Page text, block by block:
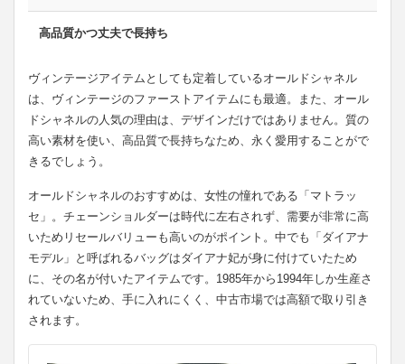
高品質かつ丈夫で長持ち
ヴィンテージアイテムとしても定着しているオールドシャネル
は、ヴィンテージのファーストアイテムにも最適。また、オール
ドシャネルの人気の理由は、デザインだけではありません。質の
高い素材を使い、高品質で長持ちなため、永く愛用することがで
きるでしょう。
オールドシャネルのおすすめは、女性の憧れである「マトラッ
セ」。チェーンショルダーは時代に左右されず、需要が非常に高
いためリセールバリューも高いのがポイント。中でも「ダイアナ
モデル」と呼ばれるバッグはダイアナ妃が身に付けていたため
に、その名が付いたアイテムです。1985年から1994年しか生産さ
れていないため、手に入れにくく、中古市場では高額で取り引き
されます。